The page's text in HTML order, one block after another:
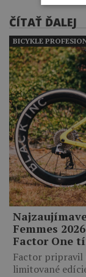
ČÍTAŤ ĎALEJ
Femmes
Factor One
Factor pripravil
limitované
BICYKLE